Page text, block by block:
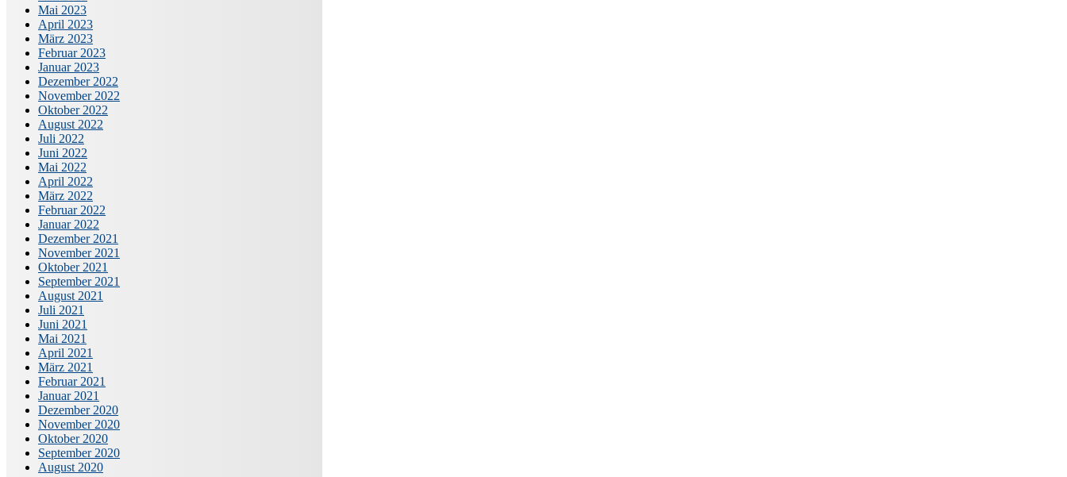
Mai 2023
April 2023
März 2023
Februar 2023
Januar 2023
Dezember 2022
November 2022
Oktober 2022
August 2022
Juli 2022
Juni 2022
Mai 2022
April 2022
März 2022
Februar 2022
Januar 2022
Dezember 2021
November 2021
Oktober 2021
September 2021
August 2021
Juli 2021
Juni 2021
Mai 2021
April 2021
März 2021
Februar 2021
Januar 2021
Dezember 2020
November 2020
Oktober 2020
September 2020
August 2020